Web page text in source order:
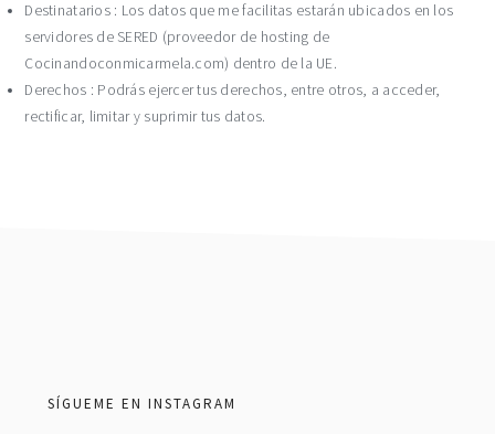
Destinatarios : Los datos que me facilitas estarán ubicados en los
servidores de SERED (proveedor de hosting de
Cocinandoconmicarmela.com) dentro de la UE.
Derechos : Podrás ejercer tus derechos, entre otros, a acceder,
rectificar, limitar y suprimir tus datos.
SÍGUEME EN INSTAGRAM